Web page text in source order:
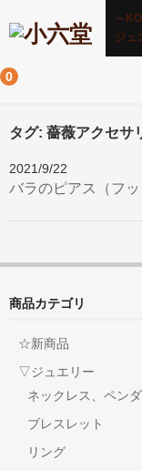
～
ジュ
0
タグ: 薔薇アクセサ
2021/9/22
バラのピアス（フッ
商品カテゴリ
☆新商品
▽ジュエリー
ネックレス、ペン
ブレスレット
リング